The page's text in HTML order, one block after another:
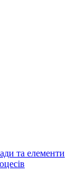
та елементи